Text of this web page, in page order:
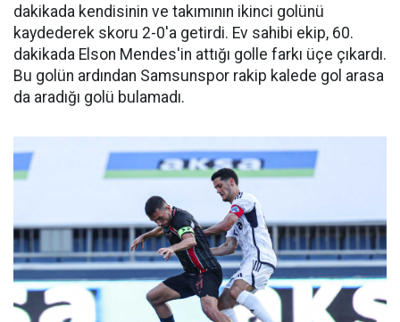
dakikada kendisinin ve takımının ikinci golünü
kaydederek skoru 2-0'a getirdi. Ev sahibi ekip, 60.
dakikada Elson Mendes'in attığı golle farkı üçe çıkardı.
Bu golün ardından Samsunspor rakip kalede gol arasa
da aradığı golü bulamadı.